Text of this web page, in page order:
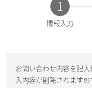
1
現
情報入力
お問い合わせ内容を記
入内容が削除されますの